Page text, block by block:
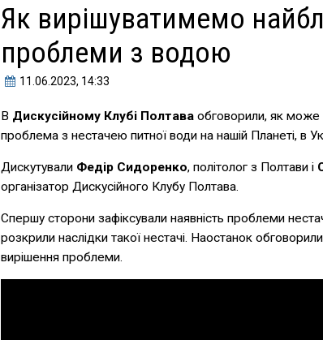
Як вирішуватимемо
проблеми з водою
11.06.2023, 14:33
В Дискусійному Клубі Полтава обговорили, як може
проблема з нестачею питної води на нашій Планеті, в
Дискутували Федір Сидоренко, політолог з Полтави і
організатор Дискусійного Клубу Полтава.
Спершу сторони зафіксували наявність проблеми
розкрили наслідки такої нестачі. Наостанок
вирішення проблеми.